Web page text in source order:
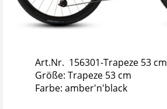
Art.Nr. 156301-Trapeze 53 cm
Größe: Trapeze 53 cm
Farbe: amber'n'black